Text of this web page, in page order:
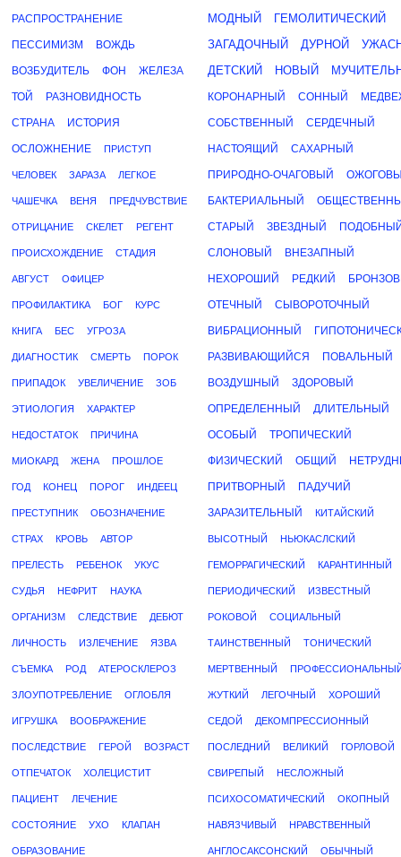
РАСПРОСТРАНЕНИЕ
ПЕССИМИЗМ ВОЖДЬ
ВОЗБУДИТЕЛЬ ФОН ЖЕЛЕЗА
ТОЙ РАЗНОВИДНОСТЬ
СТРАНА ИСТОРИЯ
ОСЛОЖНЕНИЕ ПРИСТУП
ЧЕЛОВЕК ЗАРАЗА ЛЕГКОЕ
ЧАШЕЧКА ВЕНЯ ПРЕДЧУВСТВИЕ
ОТРИЦАНИЕ СКЕЛЕТ РЕГЕНТ
ПРОИСХОЖДЕНИЕ СТАДИЯ
АВГУСТ ОФИЦЕР
ПРОФИЛАКТИКА БОГ КУРС
КНИГА БЕС УГРОЗА
ДИАГНОСТИК СМЕРТЬ ПОРОК
ПРИПАДОК УВЕЛИЧЕНИЕ ЗОБ
ЭТИОЛОГИЯ ХАРАКТЕР
НЕДОСТАТОК ПРИЧИНА
МИОКАРД ЖЕНА ПРОШЛОЕ
ГОД КОНЕЦ ПОРОГ ИНДЕЕЦ
ПРЕСТУПНИК ОБОЗНАЧЕНИЕ
СТРАХ КРОВЬ АВТОР
ПРЕЛЕСТЬ РЕБЕНОК УКУС
СУДЬЯ НЕФРИТ НАУКА
ОРГАНИЗМ СЛЕДСТВИЕ ДЕБЮТ
ЛИЧНОСТЬ ИЗЛЕЧЕНИЕ ЯЗВА
СЪЕМКА РОД АТЕРОСКЛЕРОЗ
ЗЛОУПОТРЕБЛЕНИЕ ОГЛОБЛЯ
ИГРУШКА ВООБРАЖЕНИЕ
ПОСЛЕДСТВИЕ ГЕРОЙ ВОЗРАСТ
ОТПЕЧАТОК ХОЛЕЦИСТИТ
ПАЦИЕНТ ЛЕЧЕНИЕ
СОСТОЯНИЕ УХО КЛАПАН
ОБРАЗОВАНИЕ
МОДНЫЙ
ГЕМОЛИТИЧЕСКИЙ
ЗАГАДОЧНЫЙ
ДУРНОЙ
ДЕТСКИЙ
НОВЫЙ
КОРОНАРНЫЙ СОННЫЙ
СОБСТВЕННЫЙ СЕРДЕЧНЫЙ
НАСТОЯЩИЙ САХАРНЫЙ
ПРИРОДНО-ОЧАГОВЫЙ
БАКТЕРИАЛЬНЫЙ
СТАРЫЙ ЗВЕЗДНЫЙ
СЛОНОВЫЙ ВНЕЗАПНЫЙ
НЕХОРОШИЙ РЕДКИЙ
ОТЕЧНЫЙ СЫВОРОТОЧНЫЙ
ВИБРАЦИОННЫЙ
РАЗВИВАЮЩИЙСЯ ПОВАЛЬНЫЙ
ВОЗДУШНЫЙ ЗДОРОВЫЙ
ОПРЕДЕЛЕННЫЙ ДЛИТЕЛЬНЫЙ
ОСОБЫЙ ТРОПИЧЕСКИЙ
ФИЗИЧЕСКИЙ ОБЩИЙ
ПРИТВОРНЫЙ ПАДУЧИЙ
ЗАРАЗИТЕЛЬНЫЙ КИТАЙСКИЙ
ВЫСОТНЫЙ НЬЮКАСЛСКИЙ
ГЕМОРРАГИЧЕСКИЙ КАРАНТИННЫЙ
ПЕРИОДИЧЕСКИЙ ИЗВЕСТНЫЙ
РОКОВОЙ СОЦИАЛЬНЫЙ
ТАИНСТВЕННЫЙ ТОНИЧЕСКИЙ
МЕРТВЕННЫЙ
ЖУТКИЙ ЛЕГОЧНЫЙ ХОРОШИЙ
СЕДОЙ ДЕКОМПРЕССИОННЫЙ
ПОСЛЕДНИЙ ВЕЛИКИЙ ГОРЛОВОЙ
СВИРЕПЫЙ НЕСЛОЖНЫЙ
ПСИХОСОМАТИЧЕСКИЙ ОКОПНЫЙ
НАВЯЗЧИВЫЙ НРАВСТВЕННЫЙ
АНГЛОСАКСОНСКИЙ ОБЫЧНЫЙ